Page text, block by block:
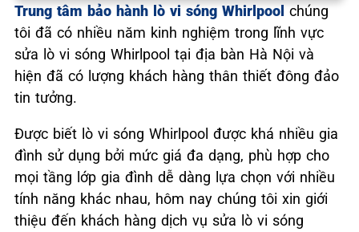
Trung tâm bảo hành lò vi sóng Whirlpool chúng
tôi đã có nhiều năm kinh nghiệm trong lĩnh vực
sửa lò vi sóng Whirlpool tại địa bàn Hà Nội và
hiện đã có lượng khách hàng thân thiết đông đảo
tin tưởng.
Được biết lò vi sóng Whirlpool được khá nhiều gia
đình sử dụng bởi mức giá đa dạng, phù hợp cho
mọi tầng lớp gia đình dễ dàng lựa chọn với nhiều
tính năng khác nhau, hôm nay chúng tôi xin giới
thiệu đến khách hàng dịch vụ sửa lò vi sóng